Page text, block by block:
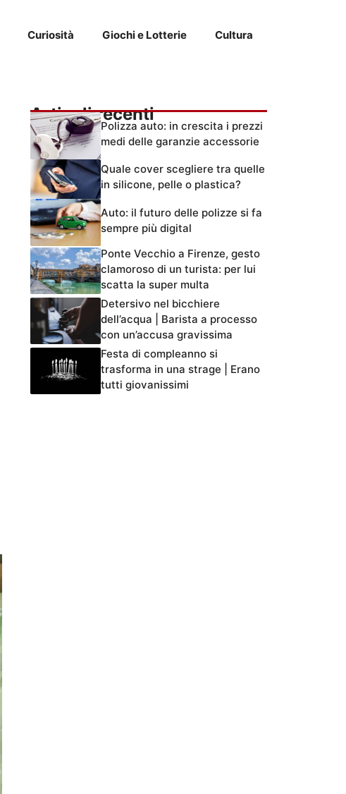
Curiosità Giochi e Lotterie Cultura
Articoli recenti
Polizza auto: in crescita i prezzi
medi delle garanzie accessorie
Quale cover scegliere tra quelle
in silicone, pelle o plastica?
Auto: il futuro delle polizze si fa
sempre più digital
Ponte Vecchio a Firenze, gesto
clamoroso di un turista: per lui
scatta la super multa
Detersivo nel bicchiere
dell’acqua | Barista a processo
con un’accusa gravissima
Festa di compleanno si
trasforma in una strage | Erano
tutti giovanissimi